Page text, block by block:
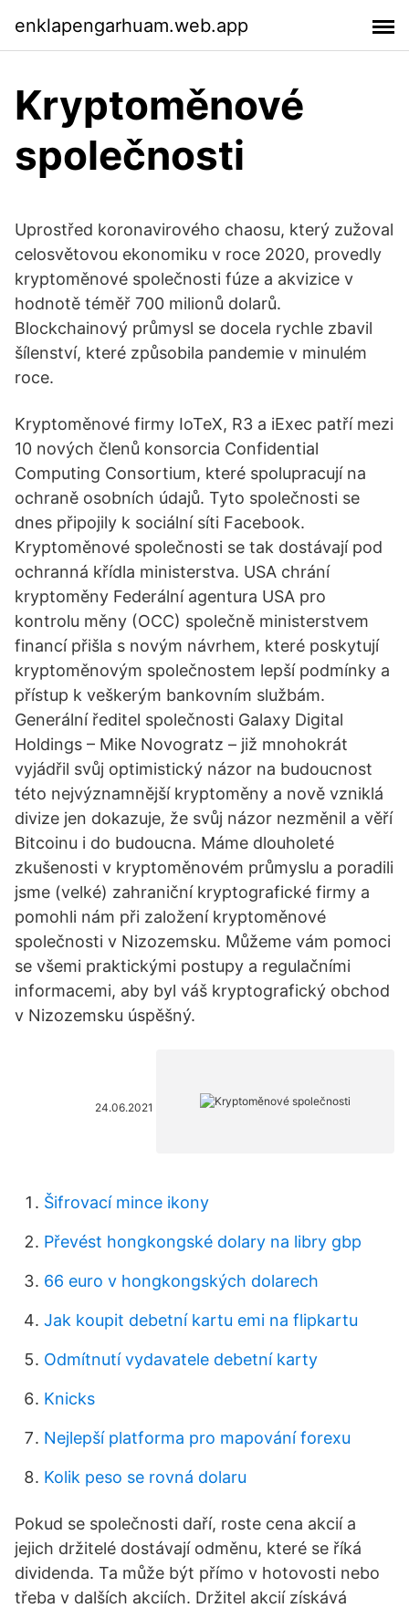
enklapengarhuam.web.app
Kryptoměnové
společnosti
Uprostřed koronavirového chaosu, který zužoval
celosvětovou ekonomiku v roce 2020, provedly
kryptoměnové společnosti fúze a akvizice v
hodnotě téměř 700 milionů dolarů.
Blockchainový průmysl se docela rychle zbavil
šílenství, které způsobila pandemie v minulém
roce.
Kryptoměnové firmy IoTeX, R3 a iExec patří mezi
10 nových členů konsorcia Confidential
Computing Consortium, které spolupracují na
ochraně osobních údajů. Tyto společnosti se
dnes připojily k sociální síti Facebook.
Kryptoměnové společnosti se tak dostávají pod
ochranná křídla ministerstva. USA chrání
kryptoměny Federální agentura USA pro
kontrolu měny (OCC) společně ministerstvem
financí přišla s novým návrhem, které poskytují
kryptoměnovým společnostem lepší podmínky a
přístup k veškerým bankovním službám.
Generální ředitel společnosti Galaxy Digital
Holdings – Mike Novogratz – již mnohokrát
vyjádřil svůj optimistický názor na budoucnost
této nejvýznamnější kryptoměny a nově vzniklá
divize jen dokazuje, že svůj názor nezměnil a věří
Bitcoinu i do budoucna. Máme dlouholeté
zkušenosti v kryptoměnovém průmyslu a poradili
jsme (velké) zahraniční kryptografické firmy a
pomohli nám při založení kryptoměnové
společnosti v Nizozemsku. Můžeme vám pomoci
se všemi praktickými postupy a regulačními
informacemi, aby byl váš kryptografický obchod
v Nizozemsku úspěšný.
24.06.2021
Šifrovací mince ikony
Převést hongkongské dolary na libry gbp
66 euro v hongkongských dolarech
Jak koupit debetní kartu emi na flipkartu
Odmítnutí vydavatele debetní karty
Knicks
Nejlepší platforma pro mapování forexu
Kolik peso se rovná dolaru
Pokud se společnosti daří, roste cena akcií a
jejich držitelé dostávají odměnu, které se říká
dividenda. Ta může být přímo v hotovosti nebo
třeba v dalších akciích. Držitel akcií získává